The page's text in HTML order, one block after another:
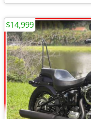
$14,999